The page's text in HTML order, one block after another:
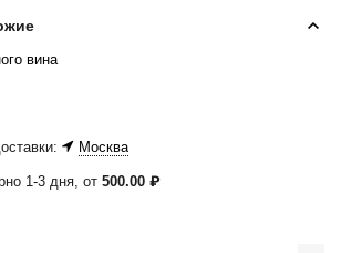
вина
Москва
1-3 дня, от500.00 ₽